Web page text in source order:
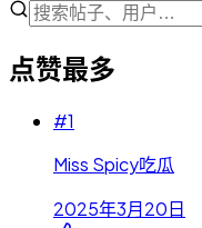
点赞最多
#1
Miss Spicy吃瓜
2025年3月20日